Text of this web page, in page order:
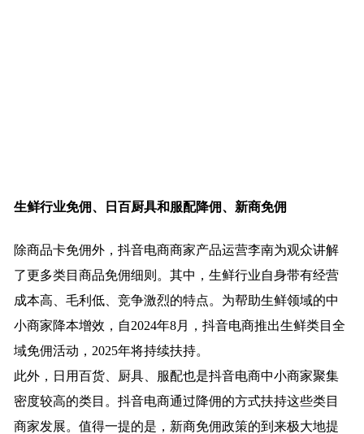
生鲜行业免佣、日百厨具和服配降佣、新商免佣
除商品卡免佣外，抖音电商商家产品运营李南为观众讲解
了更多类目商品免佣细则。其中，生鲜行业自身带有经营
成本高、毛利低、竞争激烈的特点。为帮助生鲜领域的中
小商家降本增效，自2024年8月，抖音电商推出生鲜类目全
域免佣活动，2025年将持续扶持。
此外，日用百货、厨具、服配也是抖音电商中小商家聚集
密度较高的类目。抖音电商通过降佣的方式扶持这些类目
商家发展。值得一提的是，新商免佣政策的到来极大地提